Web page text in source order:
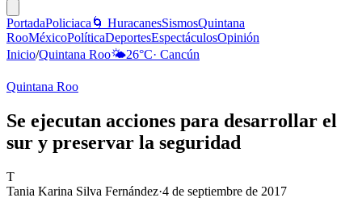
PortadaPoliciaca 🌀 HuracanesSismosQuintana
RooMéxicoPolíticaDeportesEspectáculosOpinión
Inicio/Quintana Roo🌤️26°C· Cancún
Quintana Roo
Se ejecutan acciones para desarrollar el
sur y preservar la seguridad
T
Tania Karina Silva Fernández·4 de septiembre de 2017